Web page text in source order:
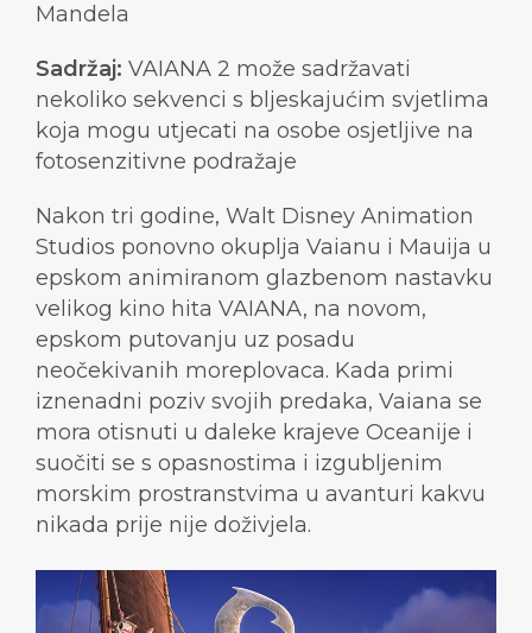
Mandela
Sadržaj: VAIANA 2 može sadržavati
nekoliko sekvenci s bljeskajućim svjetlima
koja mogu utjecati na osobe osjetljive na
fotosenzitivne podražaje
Nakon tri godine, Walt Disney Animation
Studios ponovno okuplja Vaianu i Mauija u
epskom animiranom glazbenom nastavku
velikog kino hita VAIANA, na novom,
epskom putovanju uz posadu
neočekivanih moreplovaca. Kada primi
iznenadni poziv svojih predaka, Vaiana se
mora otisnuti u daleke krajeve Oceanije i
suočiti se s opasnostima i izgubljenim
morskim prostranstvima u avanturi kakvu
nikada prije nije doživjela.